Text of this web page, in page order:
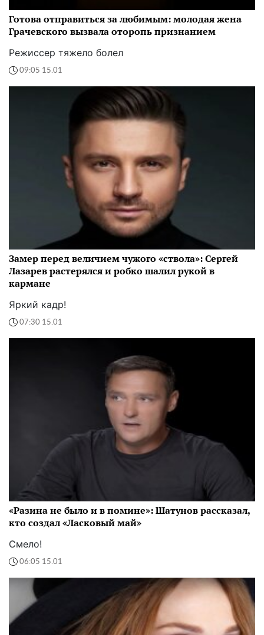
Готова отправиться за любимым: молодая жена
Грачевского вызвала оторопь признанием
Режиссер тяжело болел
09:05 15.01
Замер перед величием чужого «ствола»: Сергей
Лазарев растерялся и робко шалил рукой в
кармане
Яркий кадр!
07:30 15.01
«Разина не было и в помине»: Шатунов рассказал,
кто создал «Ласковый май»
Смело!
06:05 15.01